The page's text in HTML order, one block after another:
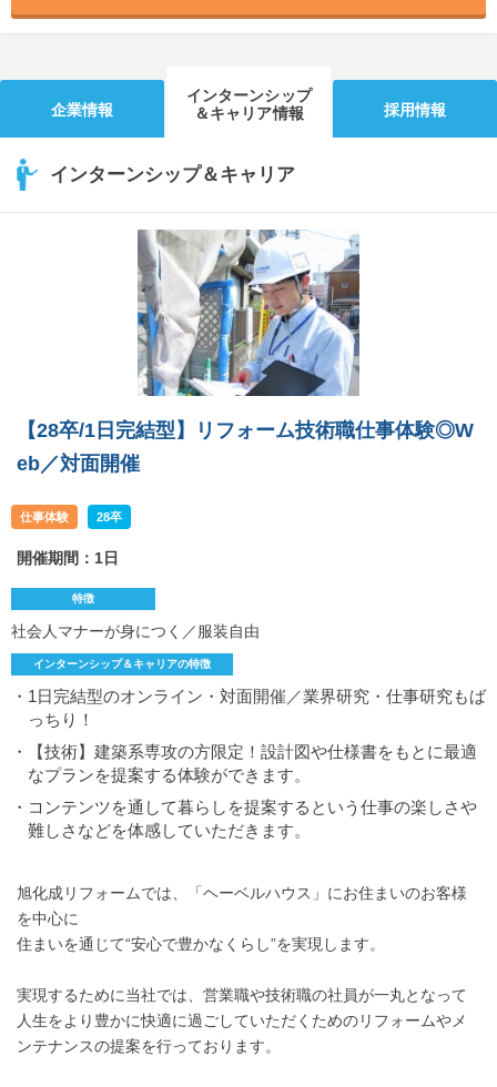
企業情報
インターンシップ
＆キャリア情報
採用情報
インターンシップ＆キャリア
【28卒/1日完結型】リフォーム技術職仕事体験◎W
eb／対面開催
仕事体験 28卒
開催期間：1日
特徴
社会人マナーが身につく／服装自由
インターンシップ＆キャリアの特徴
・1日完結型のオンライン・対面開催／業界研究・仕事研究もば
っちり！
・【技術】建築系専攻の方限定！設計図や仕様書をもとに最適
なプランを提案する体験ができます。
・コンテンツを通して暮らしを提案するという仕事の楽しさや
難しさなどを体感していただきます。
旭化成リフォームでは、「ヘーベルハウス」にお住まいのお客様
を中心に
住まいを通じて“安心で豊かなくらし”を実現します。
実現するために当社では、営業職や技術職の社員が一丸となって
人生をより豊かに快適に過ごしていただくためのリフォームやメ
ンテナンスの提案を行っております。